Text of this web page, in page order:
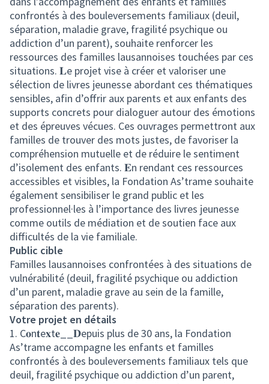
confrontés à des bouleversements familiaux (deuil,
séparation, maladie grave, fragilité psychique ou
addiction d’un parent), souhaite renforcer les
ressources des familles lausannoises touchées par ces
situations. 𝐋e projet vise à créer et valoriser une
sélection de livres jeunesse abordant ces thématiques
sensibles, afin d’offrir aux parents et aux enfants des
supports concrets pour dialoguer autour des émotions
et des épreuves vécues. Ces ouvrages permettront aux
familles de trouver des mots justes, de favoriser la
compréhension mutuelle et de réduire le sentiment
d’isolement des enfants. 𝐄n rendant ces ressources
accessibles et visibles, la Fondation As’trame souhaite
également sensibiliser le grand public et les
professionnel·les à l’importance des livres jeunesse
comme outils de médiation et de soutien face aux
difficultés de la vie familiale.
Public cible
Familles lausannoises confrontées à des situations de
vulnérabilité (deuil, fragilité psychique ou addiction
d’un parent, maladie grave au sein de la famille,
séparation des parents).
Votre projet en détails
1. C𝐨n𝐭e𝐱t𝐞__𝐃epuis plus de 30 ans, la Fondation
As’trame accompagne les enfants et familles
confrontés à des bouleversements familiaux tels que
deuil, fragilité psychique ou addiction d’un parent,